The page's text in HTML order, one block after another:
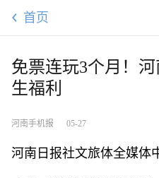
首页
免票连玩3个月！
生福利
河南手机报 05-27
河南日报社文旅体全媒体